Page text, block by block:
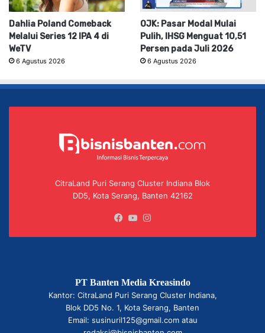
Dahlia Poland Comeback
Melalui Series 12 IPA 4 di
WeTV
6 Agustus 2026
OJK: Pasar Modal Mulai
Pulih, IHSG Menguat 10,51
Persen pada Juli 2026
6 Agustus 2026
CitraLand Puri Serang Cluster Indiana Blok
DD5, Kota Serang, Banten 42162
Facebook
YouTube
PT Banten Media Kreasindo
Kantor: CitraLand Puri Serang Cluster Indiana,
Blok DD5 No. 1, Kota Serang, Banten
Email: susinuril125@gmail.com atau